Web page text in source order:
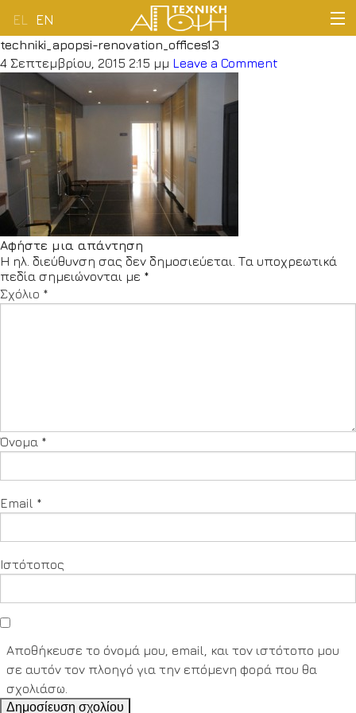
EL EN
ΑΡΧΙΚΗ
ΕΤΑΙΡΕΙΑ
ΔΡΑΣΤΗΡΙΟΤΗΤΕΣ
ΠΕΛΑΤΟΛΟΓΙΟ
ΝΕΑ
ΕΠΙΚΟΙΝΩΝΙΑ
techniki_apopsi-renovation_offices13
4 Σεπτεμβρίου, 2015 2:15 μμ Leave a Comment
Αφήστε μια απάντηση
Η ηλ. διεύθυνση σας δεν δημοσιεύεται. Τα υποχρεωτικά
πεδία σημειώνονται με *
Σχόλιο *
Όνομα *
Email *
Ιστότοπος
Αποθήκευσε το όνομά μου, email, και τον ιστότοπο μου
σε αυτόν τον πλοηγό για την επόμενη φορά που θα
σχολιάσω.